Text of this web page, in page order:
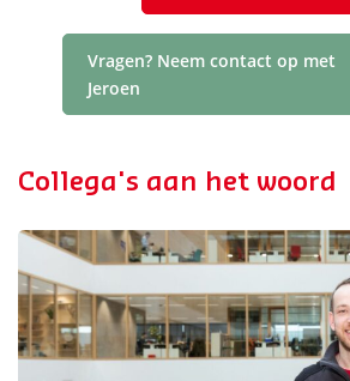
Vragen? Neem contact op met
Jeroen
Collega's aan het woord